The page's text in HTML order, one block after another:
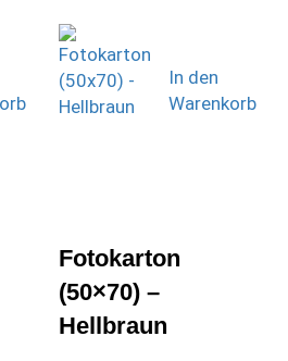
In den
Warenkorb
Fotokarton
(50×70) –
Hellbraun